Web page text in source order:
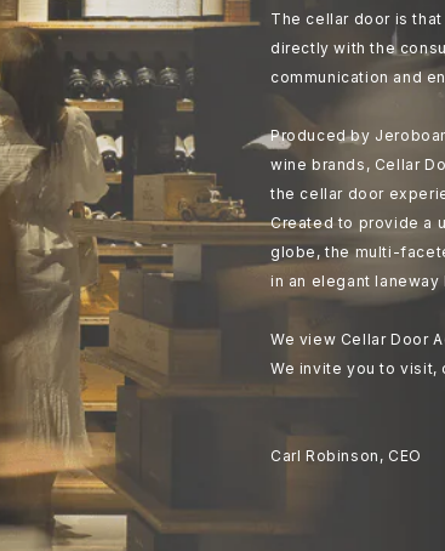
The cellar door is
directly with the
communication and
Produced by
wine brands, Cellar
the cellar door
Created to provide a
globe, the multi-
in an elegant laneway
We view Cellar Door
We invite you to visit,
Carl Robinson, CEO